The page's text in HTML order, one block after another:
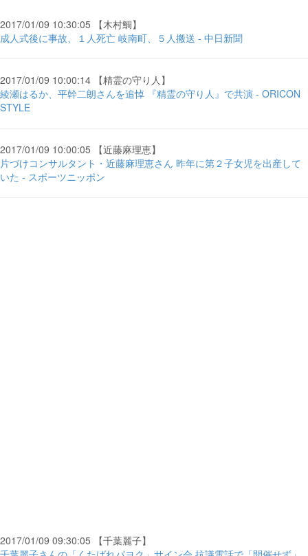
2017/01/09 10:30:05 【木村鯛】
成人式後に事故、１人死亡 岐南町、５人搬送 - 中日新聞
2017/01/09 10:00:14 【精霊の守り人】
綾瀬はるか、平幹二朗さんを追悼 『精霊の守り人』で共演 - ORICON
STYLE
2017/01/09 10:00:05 【近藤麻理恵】
片づけコンサルタント・近藤麻理恵さん 昨年に第２子女児を出産して
いた - スポーツニッポン
2017/01/09 09:30:05 【千葉麗子】